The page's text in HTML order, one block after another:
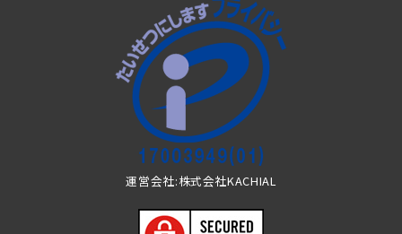
運営会社:株式会社KACHIAL